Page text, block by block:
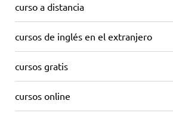
curso a distancia
cursos de inglés en el extranjero
cursos gratis
cursos online